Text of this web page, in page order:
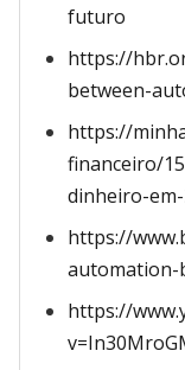
futuro
https://
between-
https://
financeiro/
dinheiro-
https://
automation-
https://